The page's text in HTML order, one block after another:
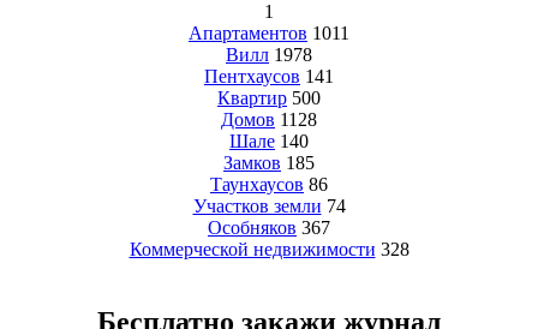
1
Апартаментов 1011
Вилл 1978
Пентхаусов 141
Квартир 500
Домов 1128
Шале 140
Замков 185
Таунхаусов 86
Участков земли 74
Особняков 367
Коммерческой недвижимости 328
Бесплатно закажи журнал